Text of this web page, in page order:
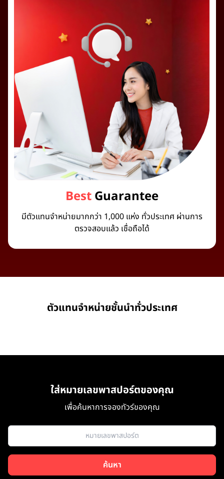
BestGuarantee
มีตัวแทนจำหน่ายมากกว่า 1,000 แห่ง ทั่วประเทศ ผ่านการ
ตรวจสอบแล้ว เชื่อถือได้
ตัวแทนจำหน่ายชั้นนำทั่วประเทศ
ใส่หมายเลขพาสปอร์ตของคุณ
เพื่อค้นหาการจองทัวร์ของคุณ
ค้นหา